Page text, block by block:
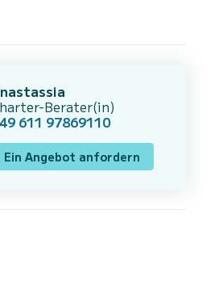
Berater(in)
611 97869110
Ein Angebot anfordern